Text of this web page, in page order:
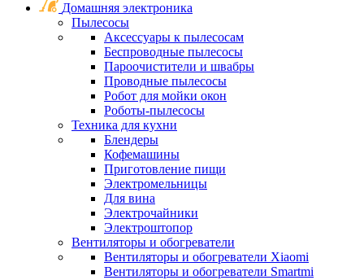
Домашняя электроника
Пылесосы
Аксессуары к пылесосам
Беспроводные пылесосы
Пароочистители и швабры
Проводные пылесосы
Робот для мойки окон
Роботы-пылесосы
Техника для кухни
Блендеры
Кофемашины
Приготовление пищи
Электромельницы
Для вина
Электрочайники
Электроштопор
Вентиляторы и обогреватели
Вентиляторы и обогреватели Xiaomi
Вентиляторы и обогреватели Smartmi